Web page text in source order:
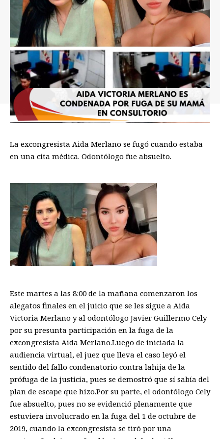
La excongresista Aida Merlano se fugó cuando estaba
en una cita médica. Odontólogo fue absuelto.
Este martes a las 8:00 de la mañana comenzaron los
alegatos finales en el juicio que se les sigue a Aida
Victoria Merlano y al odontólogo Javier Guillermo Cely
por su presunta participación en la fuga de la
excongresista Aida Merlano.Luego de iniciada la
audiencia virtual, el juez que lleva el caso leyó el
sentido del fallo condenatorio contra lahija de la
prófuga de la justicia, pues se demostró que sí sabía del
plan de escape que hizo.Por su parte, el odontólogo Cely
fue absuelto, pues no se evidenció plenamente que
estuviera involucrado en la fuga del 1 de octubre de
2019, cuando la excongresista se tiró por una